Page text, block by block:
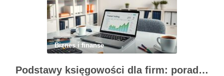
Biznes i finanse
Podstawy księgowości dla firm: porady, narzędzia i nowoczesne rozwiązania